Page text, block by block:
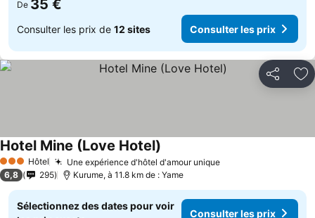
De 35 €
Consulter les prix de 12 sites Consulter les prix
Partager
3 ÉtoilesHôtel Une expérience d'hôtel d'amour uniqueConsulter les prix
Hotel Mine (Love Hotel)
6,8 295 Kurume, à 11.8 km de : Yame
Sélectionnez des dates pour voir
Consulter les prix